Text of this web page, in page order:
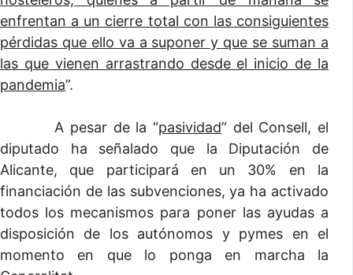
enfrentan a un cierre total con las consiguientes
pérdidas que ello va a suponer y que se suman a
las que vienen arrastrando desde el inicio de la
pandemia”.
A pesar de la “pasividad” del Consell, el
diputado ha señalado que la Diputación de
Alicante, que participará en un 30% en la
financiación de las subvenciones, ya ha activado
todos los mecanismos para poner las ayudas a
disposición de los autónomos y pymes en el
momento en que lo ponga en marcha la